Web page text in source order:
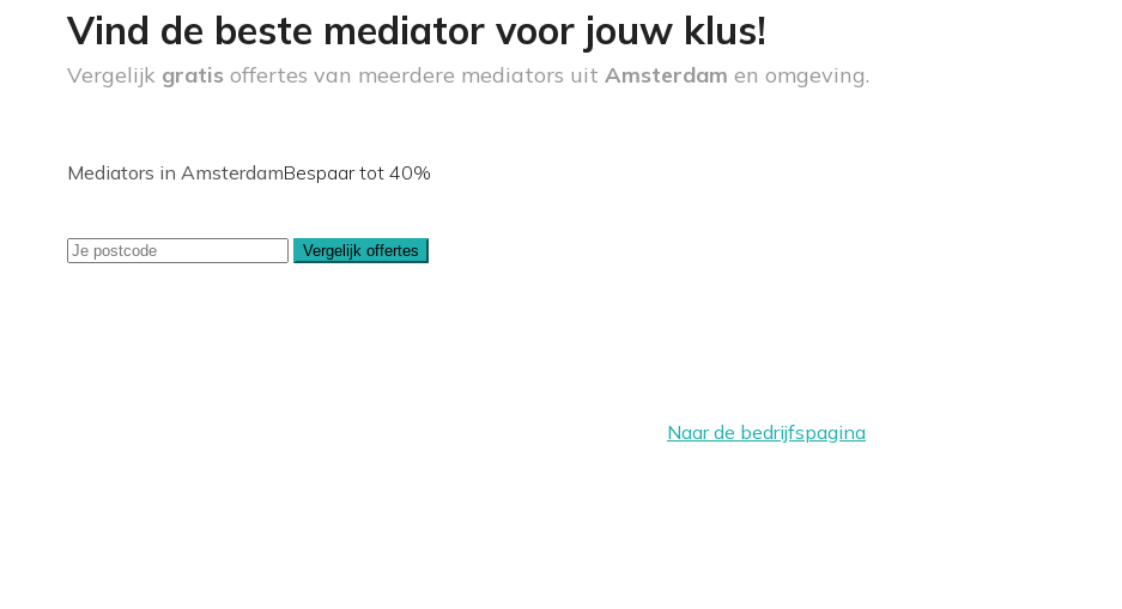
Vind de beste mediator voor jouw klus!
Vergelijk gratis offertes van meerdere mediators uit Amsterdam en omgeving.
Mediators in AmsterdamBespaar tot 40%
Vergelijk offertes
Naar de bedrijfspagina